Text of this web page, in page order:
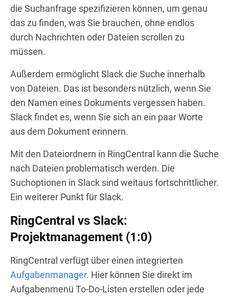
die Suchanfrage spezifizieren können, um genau
das zu finden, was Sie brauchen, ohne endlos
durch Nachrichten oder Dateien scrollen zu
müssen.
Außerdem ermöglicht Slack die Suche innerhalb
von Dateien. Das ist besonders nützlich, wenn Sie
den Namen eines Dokuments vergessen haben.
Slack findet es, wenn Sie sich an ein paar Worte
aus dem Dokument erinnern.
Mit den Dateiordnern in RingCentral kann die Suche
nach Dateien problematisch werden. Die
Suchoptionen in Slack sind weitaus fortschrittlicher.
Ein weiterer Punkt für Slack.
RingCentral vs Slack:
Projektmanagement (1:0)
RingCentral verfügt über einen integrierten
Aufgabenmanager. Hier können Sie direkt im
Aufgabenmenü To-Do-Listen erstellen oder jede